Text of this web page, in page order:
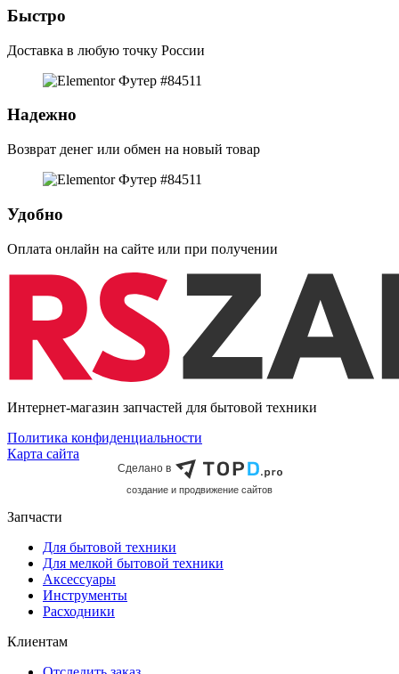
Быстро
Доставка в любую точку России
Надежно
Возврат денег или обмен на новый товар
Удобно
Оплата онлайн на сайте или при получении
Интернет-магазин запчастей для бытовой техники
Политика конфиденциальности
Карта сайта
Сделано в
cоздание и продвижение сайтов
Запчасти
Для бытовой техники
Для мелкой бытовой техники
Аксессуары
Инструменты
Расходники
Клиентам